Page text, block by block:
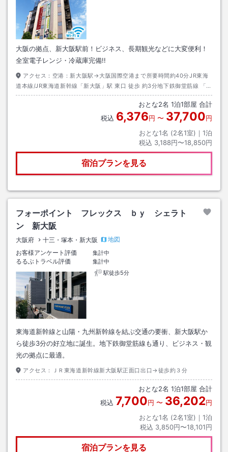
大阪の拠点、新大阪駅前！ビジネス、長期観光などに大変便利！
全室電子レンジ・冷蔵庫完備!!
アクセス： 空港：新大阪駅→大阪国際空港まで所要時間約40分JR東海
道本線/JR東海道新幹線「新大阪」駅 東口 徒歩 約3分地下鉄御堂筋線 「新
大阪」駅 5番出口 徒歩 約7分阪急京都線 「南方」駅 きた東口 徒歩 約10
おとな2名 1泊1部屋 合計
税込 6,376円 〜 37,700円
おとな1名 (2名1室)｜ 1泊
税込 3,188円〜18,850円
宿泊プランを見る
フォーポイント フレックス ｂｙ シェラト
ン 新大阪
大阪府 十三・塚本・新大阪
地図
お客様アンケート評価
集計中
るるぶトラベル評価
集計中
駅徒歩5分
東海道新幹線と山陽・九州新幹線を結ぶ交通の要衝、新大阪駅か
ら徒歩3分の好立地に誕生。地下鉄御堂筋線も通り、ビジネス・観
光の拠点に最適。
アクセス： ＪＲ東海道新幹線新大阪駅正面口出口→徒歩約３分
おとな2名 1泊1部屋 合計
税込 7,700円 〜 36,202円
おとな1名 (2名1室)｜ 1泊
税込 3,850円〜18,101円
宿泊プランを見る